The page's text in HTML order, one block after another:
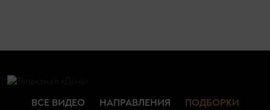
ВСЕ ВИДЕО НАПРАВЛЕНИЯ
ПОДБОРКИ